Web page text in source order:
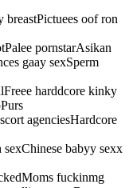
oof ron
pornstarAsikan
gaay sexSperm
harddcore kinky
agenciesHardcore
sexChinese babyy sexx
fuckinmg